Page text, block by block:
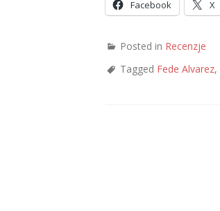
Facebook X
Posted in Recenzje
Tagged Fede Alvarez,